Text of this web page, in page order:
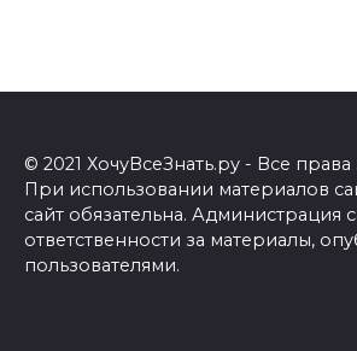
© 2021 ХочуВсеЗнать.ру - Все
При использовании материалов
сайт обязательна. Администрация
ответственности за материалы,
пользователями.